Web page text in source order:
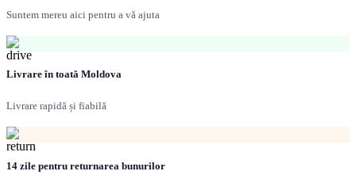
Suntem mereu aici pentru a vă ajuta
Livrare în toată Moldova
Livrare rapidă și fiabilă
14 zile pentru returnarea bunurilor